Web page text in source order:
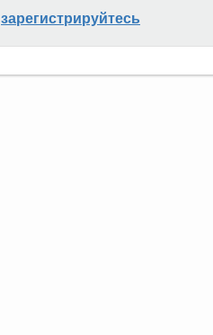
зарегистрируйтесь